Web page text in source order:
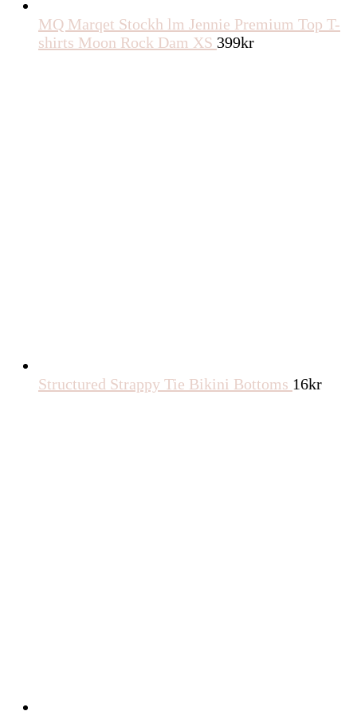
MQ Marqet Stockh lm Jennie Premium Top T-
shirts Moon Rock Dam XS 399kr
Structured Strappy Tie Bikini Bottoms 16kr